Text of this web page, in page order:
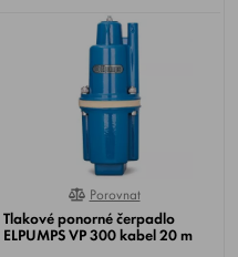
0%
Porovnat
Tlakové ponorné čerpadlo
ELPUMPS VP 300 kabel 20 m